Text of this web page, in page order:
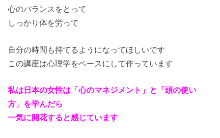
心のバランスをとって
しっかり体を労って
自分の時間も持てるようになってほしいです
この講座は心理学をベースにして作っています
私は日本の女性は「心のマネジメント」と「頭の使い
方」を学んだら
一気に開花すると感じています